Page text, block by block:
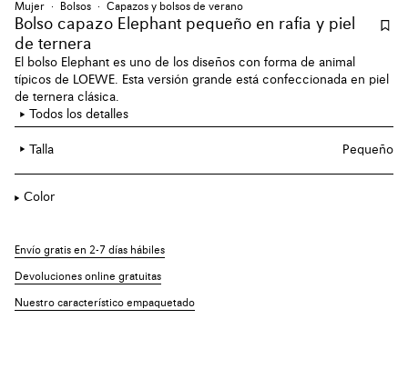
Mujer Bolsos Capazos y bolsos de verano
Bolso capazo Elephant pequeño en rafia y piel
de ternera
El bolso Elephant es uno de los diseños con forma de animal
típicos de LOEWE. Esta versión grande está confeccionada en piel
de ternera clásica.
Todos los detalles
Talla Pequeño
Color
Envío gratis en 2-7 días hábiles
Devoluciones online gratuitas
Nuestro característico empaquetado